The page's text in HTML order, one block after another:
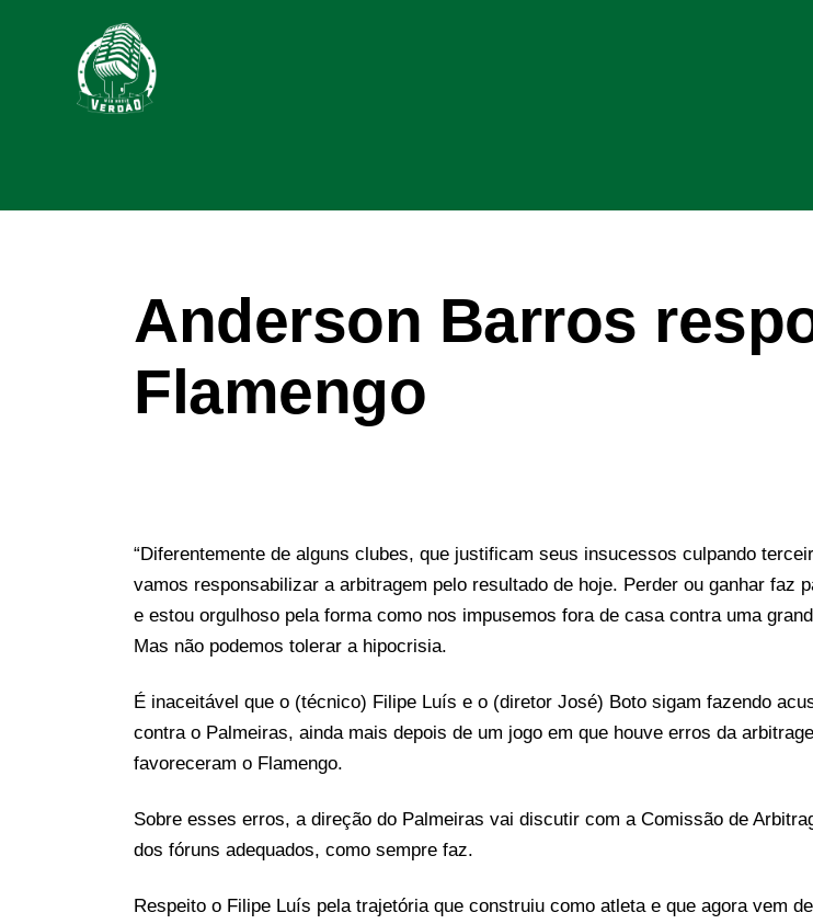
Anderson Barros
Flamengo
“Diferentemente de alguns clubes, que justificam seus insucessos culpando
vamos responsabilizar a arbitragem pelo resultado de hoje. Perder ou ganhar faz
e estou orgulhoso pela forma como nos impusemos fora de casa contra uma
Mas não podemos tolerar a hipocrisia.
É inaceitável que o (técnico) Filipe Luís e o (diretor José) Boto sigam fazendo
contra o Palmeiras, ainda mais depois de um jogo em que houve erros da
favoreceram o Flamengo.
Sobre esses erros, a direção do Palmeiras vai discutir com a Comissão de
dos fóruns adequados, como sempre faz.
Respeito o Filipe Luís pela trajetória que construiu como atleta e que agora vem